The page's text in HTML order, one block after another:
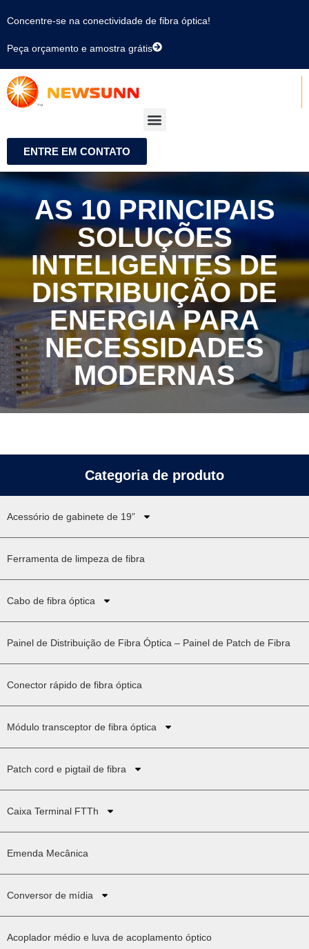
Concentre-se na conectividade de fibra óptica!
Peça orçamento e amostra grátis
ENTRE EM CONTATO
AS 10 PRINCIPAIS
SOLUÇÕES
INTELIGENTES DE
DISTRIBUIÇÃO DE
ENERGIA PARA
NECESSIDADES
MODERNAS
Categoria de produto
Acessório de gabinete de 19”
Ferramenta de limpeza de fibra
Cabo de fibra óptica
Painel de Distribuição de Fibra Óptica – Painel de Patch de Fibra
Conector rápido de fibra óptica
Módulo transceptor de fibra óptica
Patch cord e pigtail de fibra
Caixa Terminal FTTh
Emenda Mecânica
Conversor de mídia
Acoplador médio e luva de acoplamento óptico